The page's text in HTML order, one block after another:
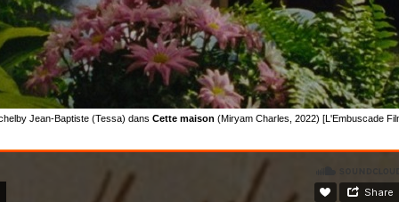
Jean-Baptiste (Tessa) dans Cette maison (Miryam Charles, 2022) [L'Embuscade